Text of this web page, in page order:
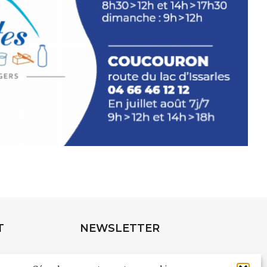
INTERVIEW
Turle, vous avez ouvert une
les rues, les caves, les granges
NEWSLETTER